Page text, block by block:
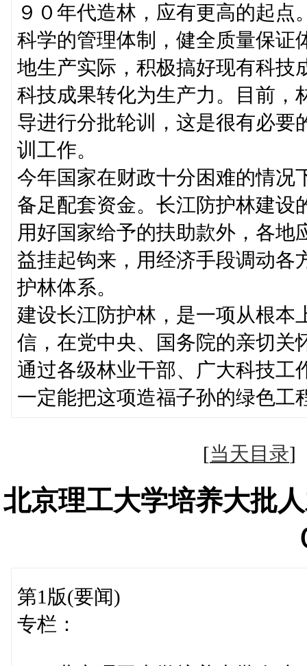
９０年代造林，应有更高的起
科学的管理体制，健全质量保证
地生产实际，积极搞好现有科技
科技成果转化为生产力。目前，
导进行分批轮训，这是很有必要
训工作。
今年国家在财政十分困难的情况
备足配套资金。长江防护林建设
用好国家给予的扶助款外，各地
益挂起钩来，用经济手段调动各
护林体系。
建设长江防护林，是一项从根本
信，在党中央、国务院的亲切关
通过各级林业干部、广大科技工
一定能把这项造福子孙的绿色工
[当天目录
北京理工大学培养大批
第1版(要闻)
专栏：